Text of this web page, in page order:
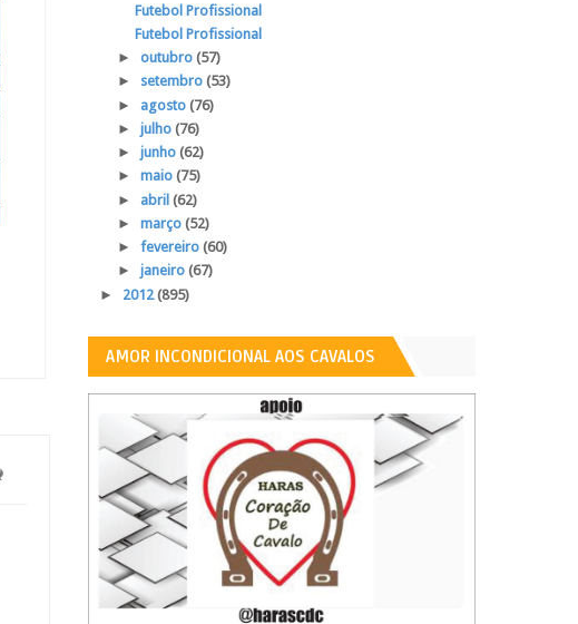
Futebol Profissional
Futebol Profissional
► outubro (57)
► setembro (53)
► agosto (76)
► julho (76)
► junho (62)
► maio (75)
► abril (62)
► março (52)
► fevereiro (60)
► janeiro (67)
► 2012(895)
AMOR INCONDICIONAL AOS CAVALOS